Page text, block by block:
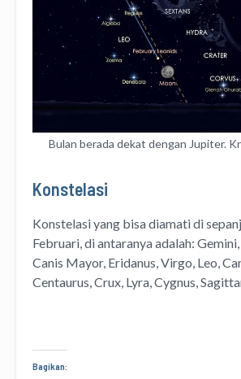
Bulan berada dekat dengan Jupiter.
Konstelasi
Konstelasi yang bisa diamati di
Februari, di antaranya adalah:
Canis Mayor, Eridanus, Virgo, Leo,
Centaurus, Crux, Lyra, Cygnus,
Bagikan: